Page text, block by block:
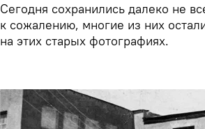
Сегодня сохранились далеко не
к сожалению, многие из них
на этих старых фотографиях.